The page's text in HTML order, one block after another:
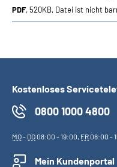
PDF, 520KB, Datei ist nicht
Kostenloses
0800 1000 4800
MO- DO08:00 - 19:00, FR08:00 -
Mein Kundenportal